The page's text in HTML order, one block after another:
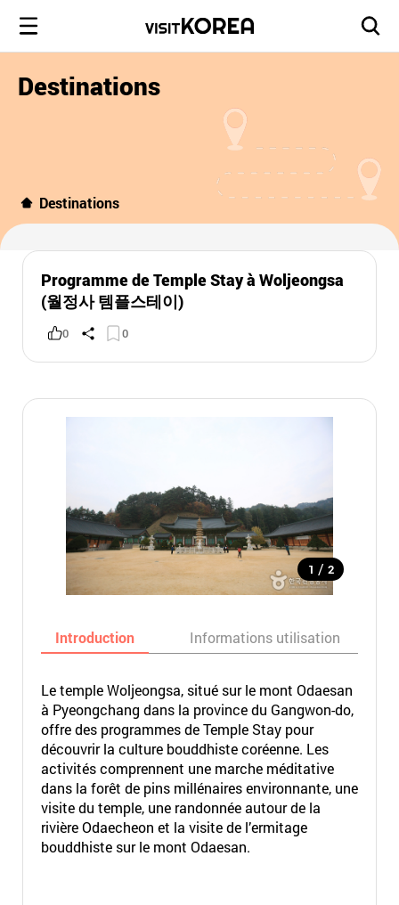
Destinations
Destinations
Programme de Temple Stay à Woljeongsa
(월정사 템플스테이)
0 0
1 / 2
Introduction Informations utilisation
Le temple Woljeongsa, situé sur le mont Odaesan
à Pyeongchang dans la province du Gangwon-do,
offre des programmes de Temple Stay pour
découvrir la culture bouddhiste coréenne. Les
activités comprennent une marche méditative
dans la forêt de pins millénaires environnante, une
visite du temple, une randonnée autour de la
rivière Odaecheon et la visite de l’ermitage
bouddhiste sur le mont Odaesan.